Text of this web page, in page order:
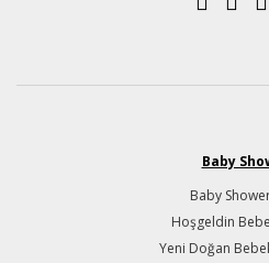
Baby
Baby
Hoşgeldin
Yeni Doğan